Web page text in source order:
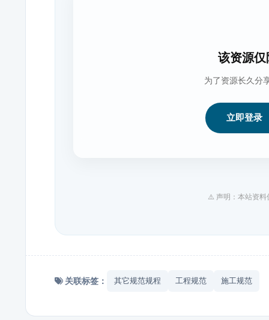
该资源
为了资源长久分
立即登录
⚠️ 声明：本站资料
关联标签： 其它规范规程 工程规范 施工规范